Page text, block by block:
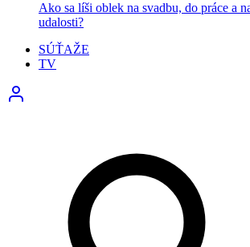
Ako sa líši oblek na svadbu, do práce a
udalosti?
SÚŤAŽE
TV